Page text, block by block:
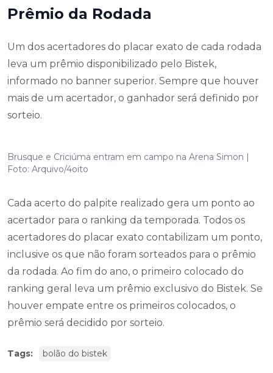
Prêmio da Rodada
Um dos acertadores do placar exato de cada rodada
leva um prêmio disponibilizado pelo Bistek,
informado no banner superior. Sempre que houver
mais de um acertador, o ganhador será definido por
sorteio.
Brusque e Criciúma entram em campo na Arena Simon |
Foto: Arquivo/4oito
Cada acerto do palpite realizado gera um ponto ao
acertador para o ranking da temporada. Todos os
acertadores do placar exato contabilizam um ponto,
inclusive os que não foram sorteados para o prêmio
da rodada. Ao fim do ano, o primeiro colocado do
ranking geral leva um prêmio exclusivo do Bistek. Se
houver empate entre os primeiros colocados, o
prêmio será decidido por sorteio.
Tags: bolão do bistek